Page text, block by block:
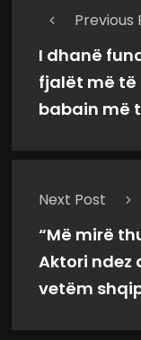
Previous
I dhanë
fjalët më të
babain më
Next Post
“Më mirë
Aktori ndez
vetëm